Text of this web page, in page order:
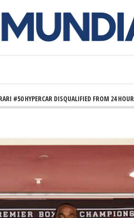
HYPERCAR DISQUALIFIED FROM 24 HOURS OF